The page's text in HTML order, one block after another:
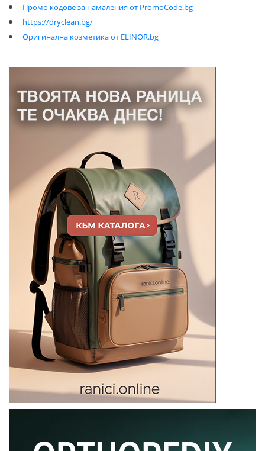
Промо кодове за намаления от PromoCode.bg
https://dryclean.bg/
Оригинална козметика от ELINOR.bg